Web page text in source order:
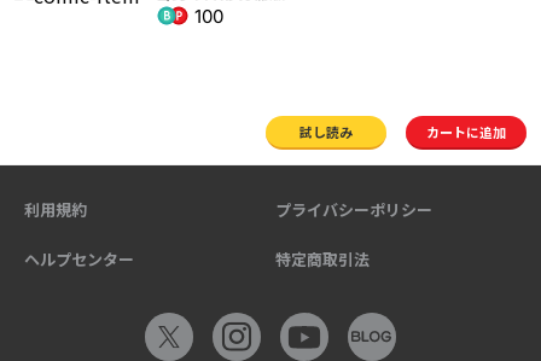
100
試し読み カートに追加
利用規約 プライバシーポリシー
ヘルプセンター 特定商取引法